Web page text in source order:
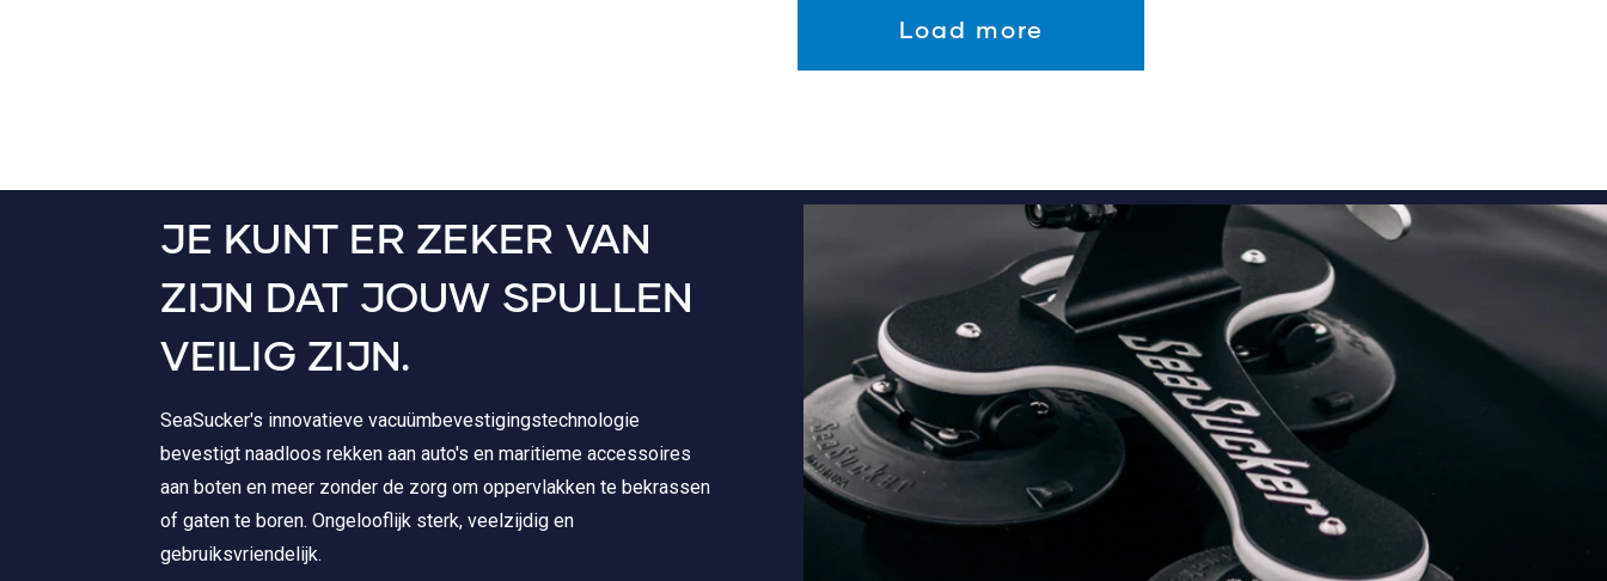
Load more
JE KUNT ER ZEKER VAN
ZIJN DAT JOUW SPULLEN
VEILIG ZIJN.
SeaSucker's innovatieve vacuümbevestigingstechnologie
bevestigt naadloos rekken aan auto's en maritieme accessoires
aan boten en meer zonder de zorg om oppervlakken te bekrassen
of gaten te boren. Ongelooflijk sterk, veelzijdig en
gebruiksvriendelijk.